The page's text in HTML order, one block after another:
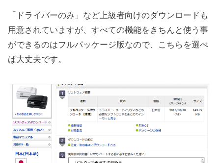
「ドライバーのみ」など上級者向けのダウンロードも
用意されていますが、すべての機能をきちんと使う事
ができるのはフルパッケージ版なので、こちらを選べ
ば大丈夫です。